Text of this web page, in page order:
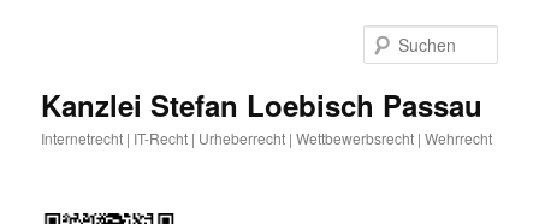
Kanzlei Stefan Loebisch Passau
Internetrecht | IT-Recht | Urheberrecht | Wettbewerbsrecht | Wehrrecht